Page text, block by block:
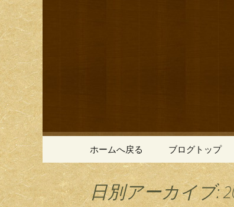
鎌倉の
コンテンツへ移動
ホームへ戻る ブログトップ
日別アーカイブ: